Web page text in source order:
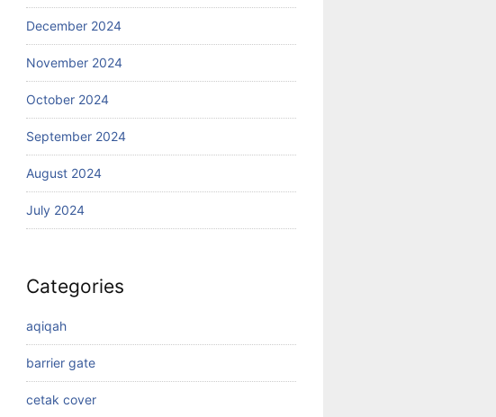
December 2024
November 2024
October 2024
September 2024
August 2024
July 2024
Categories
aqiqah
barrier gate
cetak cover